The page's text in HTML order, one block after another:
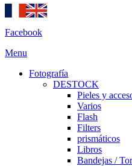
Facebook
Menu
Fotografía
DESTOCK
Pieles y
Varios
Flash
Filters
prismáticos
Libros
Bandejas /